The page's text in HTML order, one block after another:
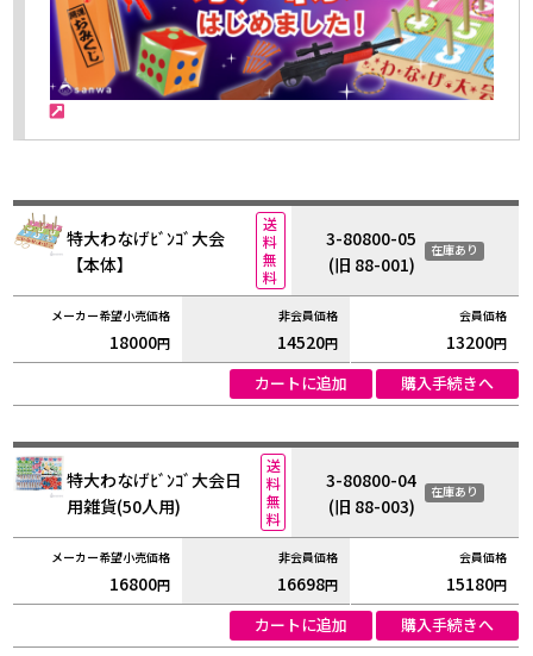
特大わなげﾋﾞﾝｺﾞ大会
【本体】
送
料
無
料
3-80800-05
(旧 88-001)
在庫あり
18000円 14520円 13200円
カートに追加 購入手続きへ
特大わなげﾋﾞﾝｺﾞ大会日
用雑貨(50人用)
送
料
無
料
3-80800-04
(旧 88-003)
在庫あり
16800円 16698円 15180円
カートに追加 購入手続きへ